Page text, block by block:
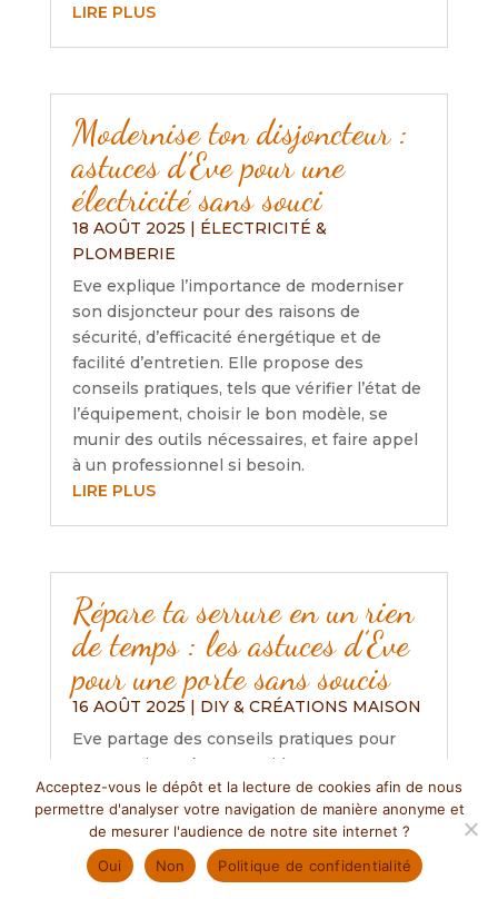
LIRE PLUS
Modernise ton disjoncteur :
astuces d’Eve pour une
électricité sans souci
18 AOÛT 2025 | ÉLECTRICITÉ &
PLOMBERIE
Eve explique l’importance de moderniser
son disjoncteur pour des raisons de
sécurité, d’efficacité énergétique et de
facilité d’entretien. Elle propose des
conseils pratiques, tels que vérifier l’état de
l’équipement, choisir le bon modèle, se
munir des outils nécessaires, et faire appel
à un professionnel si besoin.
LIRE PLUS
Répare ta serrure en un rien
de temps : les astuces d’Eve
pour une porte sans soucis
16 AOÛT 2025 | DIY & CRÉATIONS MAISON
Eve partage des conseils pratiques pour
entretenir et réparer rapidement une
serrure, soulignant l’importance de la
lubrification, l’ajustement des portes et le
nettoyage régulier. Elle encourage aussi à
consulter des ressources en ligne pour
Acceptez-vous le dépôt et la lecture de cookies afin de nous
permettre d'analyser votre navigation de manière anonyme et
de mesurer l'audience de notre site internet ?
Oui
Non Politique de confidentialité